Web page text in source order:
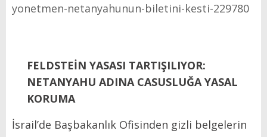
yonetmen-netanyahunun-biletini-kesti-229780
FELDSTEİN YASASI TARTIŞILIYOR:
NETANYAHU ADINA CASUSLUĞA YASAL
KORUMA
İsrail’de Başbakanlık Ofisinden gizli belgelerin